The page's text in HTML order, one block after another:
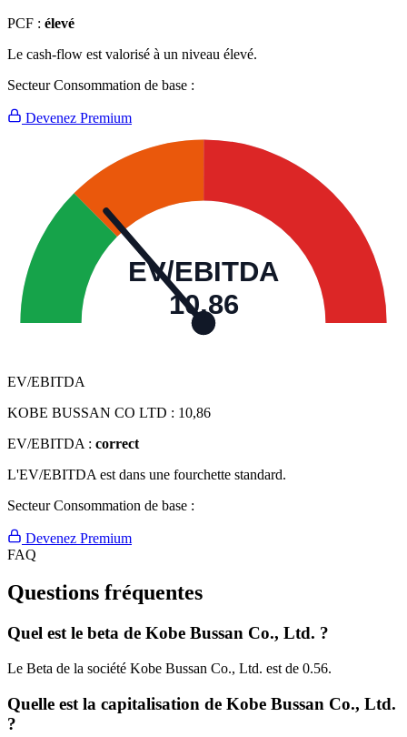
PCF : élevé
Le cash-flow est valorisé à un niveau élevé.
Secteur Consommation de base :
Devenez Premium
EV/EBITDA
10,86
EV/EBITDA
KOBE BUSSAN CO LTD : 10,86
EV/EBITDA : correct
L'EV/EBITDA est dans une fourchette standard.
Secteur Consommation de base :
Devenez Premium
FAQ
Questions fréquentes
Quel est le beta de Kobe Bussan Co., Ltd. ?
Le Beta de la société Kobe Bussan Co., Ltd. est de 0.56.
Quelle est la capitalisation de Kobe Bussan Co., Ltd.
?